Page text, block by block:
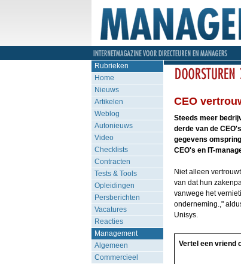
Rubrieken
Home
Nieuws
Artikelen
Weblog
Autonieuws
Video
Checklists
Contracten
Tests & Tools
Opleidingen
Persberichten
Vacatures
Reacties
Management
Algemeen
Commercieel
CEO
Steeds meer
derde van de
gegevens
CEO's en IT-
Niet alleen
van dat hun
vanwege het
onderneming.,"
Unisys.
Vertel een vriend